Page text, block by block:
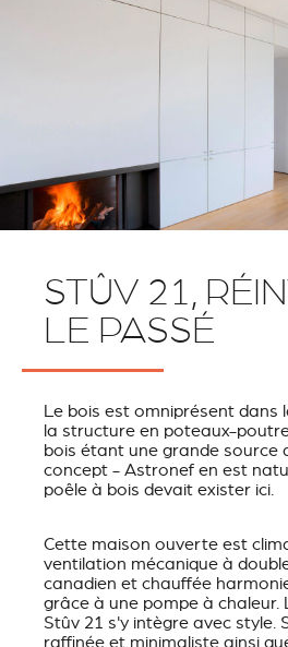
STÛV 21,
LE PASSÉ
Le bois est omniprésent dans
la structure en poteaux-
bois étant une grande source
concept - Astronef en est
poêle à bois devait exister ici.
Cette maison ouverte est
ventilation mécanique à
canadien et chauffée
grâce à une pompe à chaleur.
Stûv 21 s'y intègre avec style.